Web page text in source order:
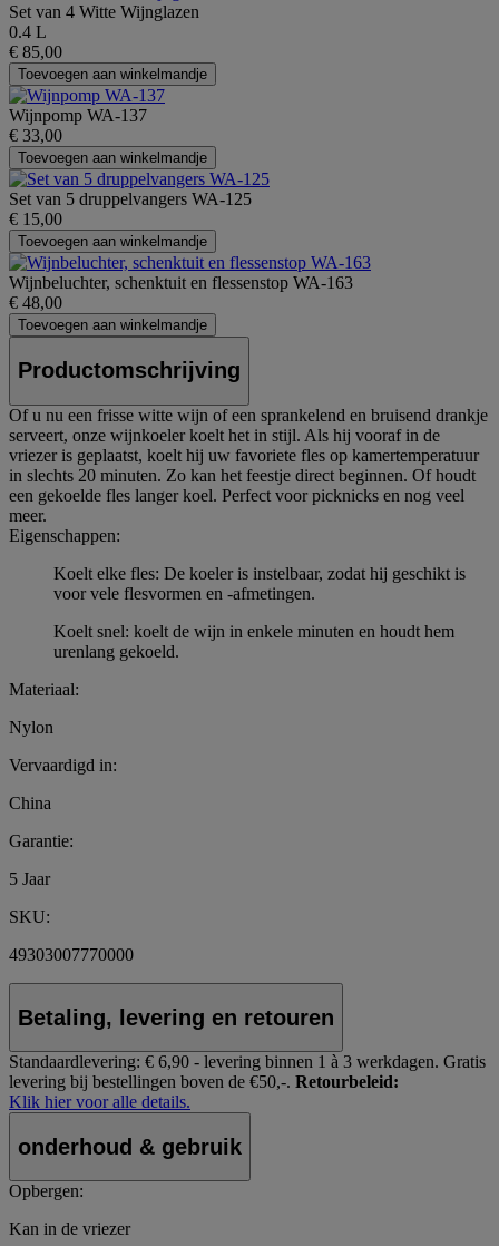
Set van 4 Witte Wijnglazen
0.4 L
€ 85,00
Toevoegen aan winkelmandje
Wijnpomp WA-137
€ 33,00
Toevoegen aan winkelmandje
Set van 5 druppelvangers WA-125
€ 15,00
Toevoegen aan winkelmandje
Wijnbeluchter, schenktuit en flessenstop WA-163
€ 48,00
Toevoegen aan winkelmandje
Productomschrijving
Of u nu een frisse witte wijn of een sprankelend en bruisend drankje
serveert, onze wijnkoeler koelt het in stijl. Als hij vooraf in de
vriezer is geplaatst, koelt hij uw favoriete fles op kamertemperatuur
in slechts 20 minuten. Zo kan het feestje direct beginnen. Of houdt
een gekoelde fles langer koel. Perfect voor picknicks en nog veel
meer.
Eigenschappen:
Koelt elke fles: De koeler is instelbaar, zodat hij geschikt is
voor vele flesvormen en -afmetingen.
Koelt snel: koelt de wijn in enkele minuten en houdt hem
urenlang gekoeld.
Materiaal:
Nylon
Vervaardigd in:
China
Garantie:
5 Jaar
SKU:
49303007770000
Betaling, levering en retouren
Standaardlevering: € 6,90 - levering binnen 1 à 3 werkdagen. Gratis
levering bij bestellingen boven de €50,-. Retourbeleid:
Klik hier voor alle details.
onderhoud & gebruik
Opbergen:
Kan in de vriezer